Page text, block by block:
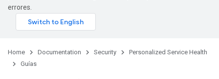
errores.
Home Documentation Security
Personalized Service Health
Guías